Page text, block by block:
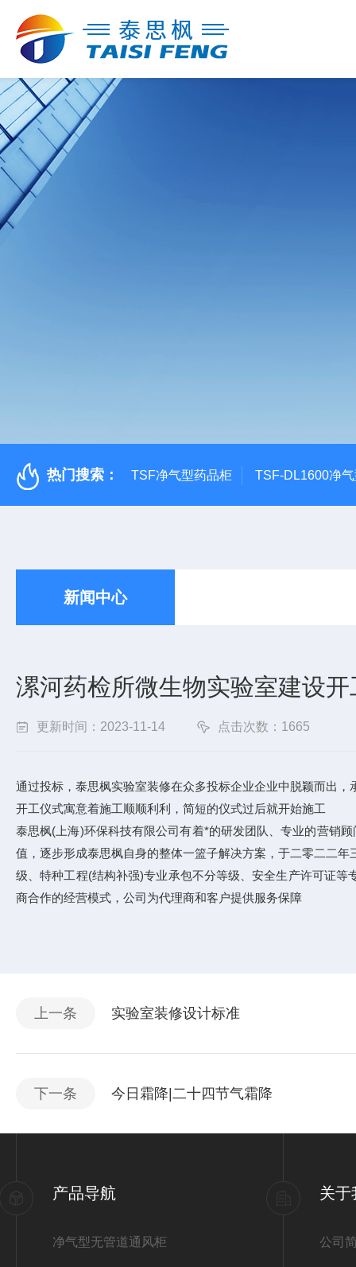
热门搜索： TSF净气型药品柜 TSF-DL1600净
新闻中心
漯河药检所微生物实验室建设开
更新时间：2023-11-14 点击次数：1665
通过投标，泰思枫实验室装修在众多投标企业企业中脱颖而出
开工仪式寓意着施工顺顺利利，简短的仪式过后就开始施工
泰思枫(上海)环保科技有限公司有着*的研发团队、专业的营销
值，逐步形成泰思枫自身的整体一篮子解决方案，于二零二二
级、特种工程(结构补强)专业承包不分等级、安全生产许可证
商合作的经营模式，公司为代理商和客户提供服务保障
上一条 实验室装修设计标准
下一条 今日霜降|二十四节气霜降
产品导航
净气型无管道通风柜
关于
公司